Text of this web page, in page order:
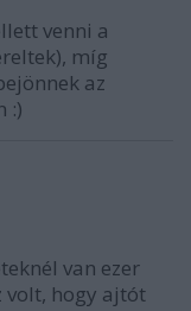
venni a
míg
az
:)
van ezer
hogy ajtót